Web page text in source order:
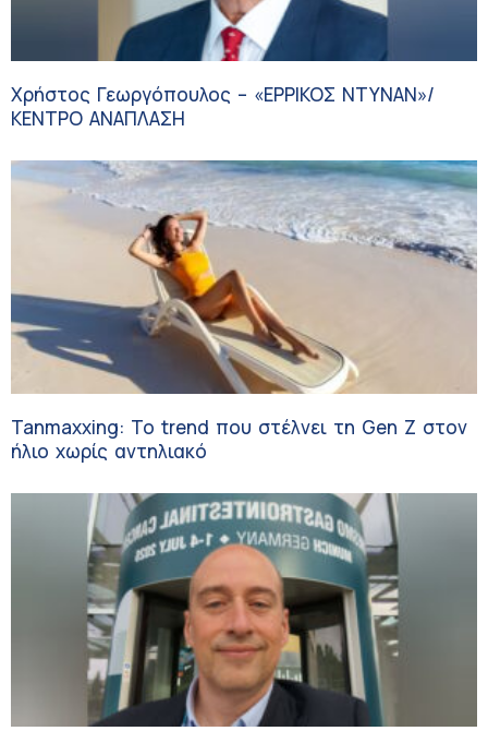
Χρήστος Γεωργόπουλος – «ΕΡΡΙΚΟΣ ΝΤΥΝΑΝ»/
ΚΕΝΤΡΟ ΑΝΑΠΛΑΣΗ
Tanmaxxing: To trend που στέλνει τη Gen Z στον
ήλιο χωρίς αντηλιακό